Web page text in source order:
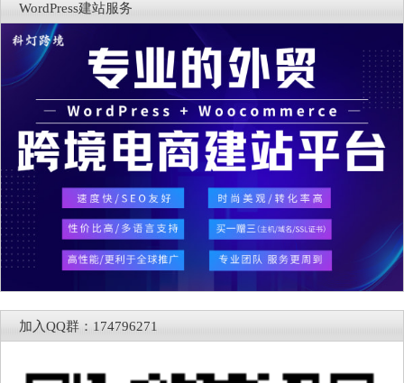
WordPress建站服务
加入QQ群：174796271